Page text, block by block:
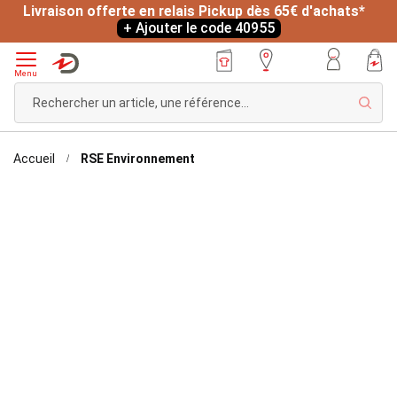
Livraison offerte en relais Pickup dès 65€ d'achats*
+ Ajouter le code 40955
Menu
Accueil RSE Environnement